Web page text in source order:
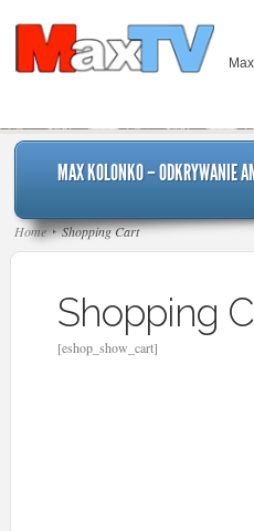
MAX KOLONKO – ODKRYWANIE
Home Shopping Cart
Shopping
[eshop_show_cart]